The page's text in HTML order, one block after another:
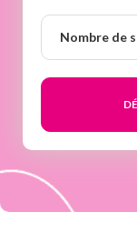
Nombre de